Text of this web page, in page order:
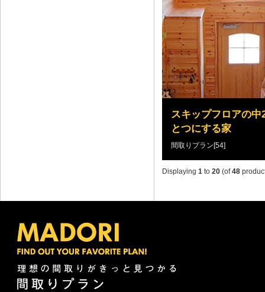
スキップフロアの
とつにする家
間取りプラン[54]
Displaying 1 to 20 (of48